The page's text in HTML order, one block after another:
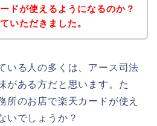
ドが使えるようになるのか？
いただきました。
いる人の多くは、アース司法
がある方だと思います。た
所のお店で楽天カードが使え
いでしょうか？